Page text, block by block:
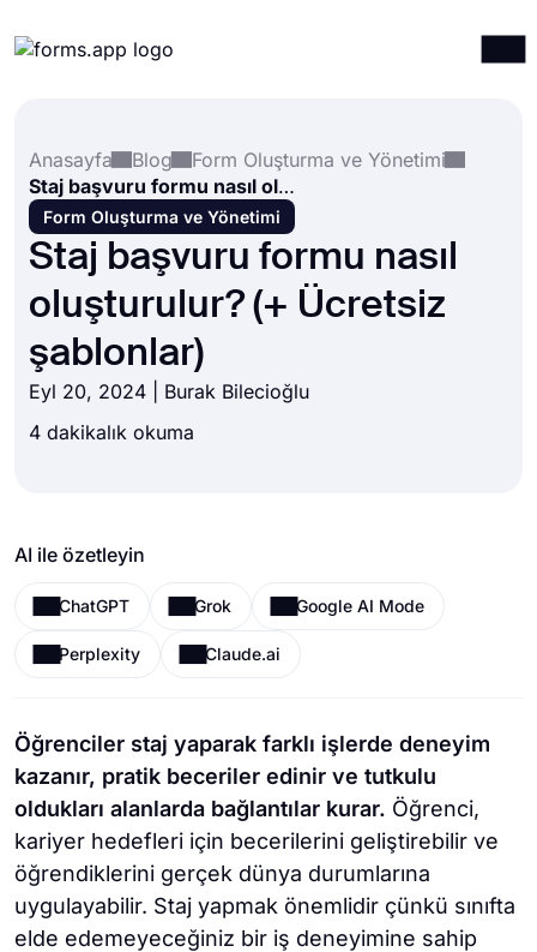
Entegrasyonlar
Şablonlar
Kaynaklar
Fiyatlandırma
Anasayfa
Blog
Form Oluşturma ve Yönetimi
Staj başvuru formu nasıl oluşturulur? (+ Ücretsiz şablonlar)
Form Oluşturma ve Yönetimi
Staj başvuru formu nasıl
oluşturulur? (+ Ücretsiz
şablonlar)
Eyl 20, 2024 | Burak Bilecioğlu
4 dakikalık okuma
AI ile özetleyin
ChatGPT Grok Google AI Mode
Perplexity Claude.ai
Öğrenciler staj yaparak farklı işlerde deneyim
kazanır, pratik beceriler edinir ve tutkulu
oldukları alanlarda bağlantılar kurar. Öğrenci,
kariyer hedefleri için becerilerini geliştirebilir ve
öğrendiklerini gerçek dünya durumlarına
uygulayabilir. Staj yapmak önemlidir çünkü sınıfta
elde edemeyeceğiniz bir iş deneyimine sahip